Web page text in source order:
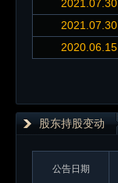
2021.07.30
2021.07.30
2020.06.15
股东持股变动
公告日期